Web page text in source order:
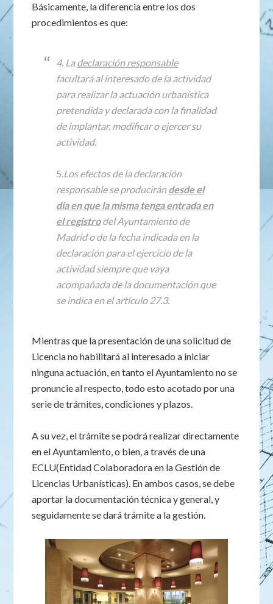
Básicamente, la diferencia entre los dos
procedimientos es que:
4. Ladeclaración responsable
facultará al interesado de la actividad
para realizar la actuación urbanística
pretendida y declarada con la finalidad
de implantar, modificar o ejercer su
actividad.
5.Los efectos de la declaración
responsable se producirándesde el
día en que la misma tenga entrada en
el registrodel Ayuntamiento de
Madrid o de la fecha indicada en la
declaración para el ejercicio de la
actividad siempre que vaya
acompañada de la documentación que
se indica en el artículo 27.3.
Mientras que la presentación de una solicitud de
Licencia no habilitará al interesado a iniciar
ninguna actuación, en tanto el Ayuntamiento no se
pronuncie al respecto, todo esto acotado por una
serie de trámites, condiciones y plazos.
A su vez, el trámite se podrá realizar directamente
en el Ayuntamiento, o bien, a través de una
ECLU(Entidad Colaboradora en la Gestión de
Licencias Urbanísticas). En ambos casos, se debe
aportar la documentación técnica y general, y
seguidamente se dará trámite a la gestión.